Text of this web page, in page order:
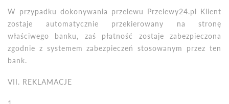
W przypadku dokonywania przelewu Przelewy24.pl Klient
zostaje automatycznie przekierowany na stronę
właściwego banku, zaś płatność zostaje zabezpieczona
zgodnie z systemem zabezpieczeń stosowanym przez ten
bank.
VII. REKLAMACJE